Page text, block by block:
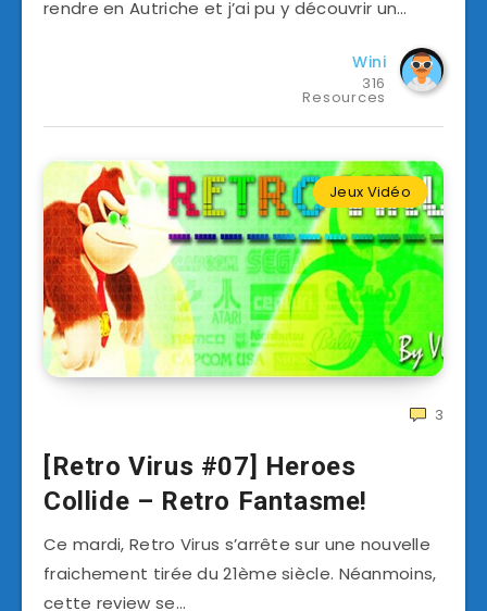
rendre en Autriche et j’ai pu y découvrir un…
Wini
316
Resources
Jeux Vidéo
3
[Retro Virus #07] Heroes
Collide – Retro Fantasme!
Ce mardi, Retro Virus s’arrête sur une nouvelle
fraichement tirée du 21ème siècle. Néanmoins,
cette review se…